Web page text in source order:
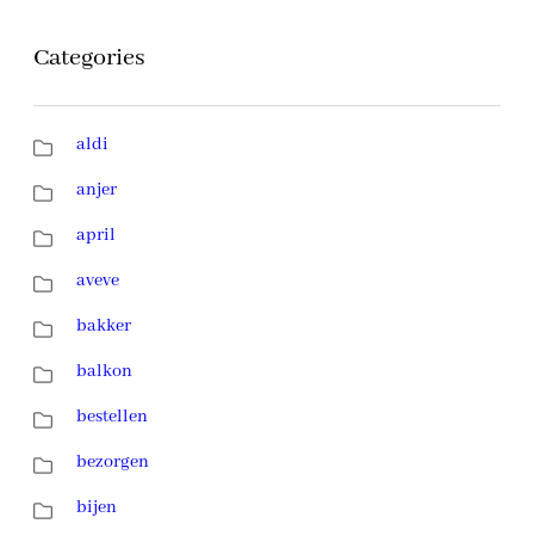
Categories
aldi
anjer
april
aveve
bakker
balkon
bestellen
bezorgen
bijen